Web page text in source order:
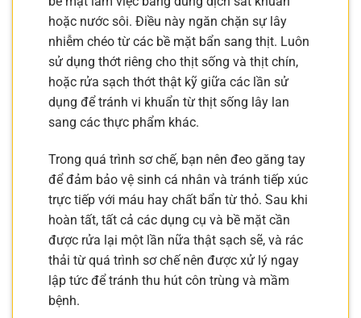
hoặc nước sôi. Điều này ngăn chặn sự lây
nhiễm chéo từ các bề mặt bẩn sang thịt. Luôn
sử dụng thớt riêng cho thịt sống và thịt chín,
hoặc rửa sạch thớt thật kỹ giữa các lần sử
dụng để tránh vi khuẩn từ thịt sống lây lan
sang các thực phẩm khác.
Trong quá trình sơ chế, bạn nên đeo găng tay
để đảm bảo vệ sinh cá nhân và tránh tiếp xúc
trực tiếp với máu hay chất bẩn từ thỏ. Sau khi
hoàn tất, tất cả các dụng cụ và bề mặt cần
được rửa lại một lần nữa thật sạch sẽ, và rác
thải từ quá trình sơ chế nên được xử lý ngay
lập tức để tránh thu hút côn trùng và mầm
bệnh.